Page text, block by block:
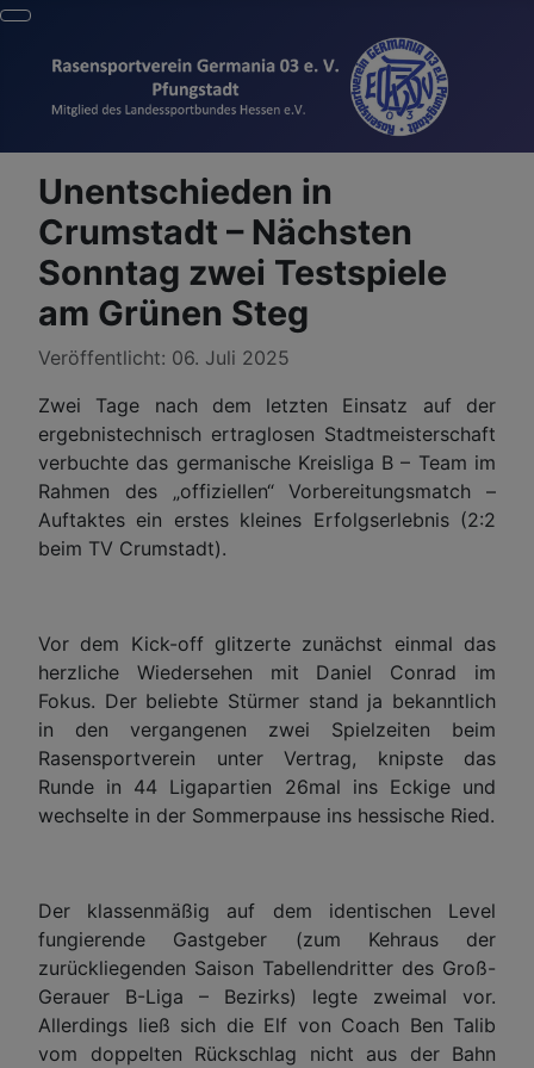
Unentschieden in
Crumstadt – Nächsten
Sonntag zwei Testspiele
am Grünen Steg
Details
Veröffentlicht: 06. Juli 2025
Zwei Tage nach dem letzten Einsatz auf der
ergebnistechnisch ertraglosen Stadtmeisterschaft
verbuchte das germanische Kreisliga B – Team im
Rahmen des „offiziellen“ Vorbereitungsmatch –
Auftaktes ein erstes kleines Erfolgserlebnis (2:2
beim TV Crumstadt).
Vor dem Kick-off glitzerte zunächst einmal das
herzliche Wiedersehen mit Daniel Conrad im
Fokus. Der beliebte Stürmer stand ja bekanntlich
in den vergangenen zwei Spielzeiten beim
Rasensportverein unter Vertrag, knipste das
Runde in 44 Ligapartien 26mal ins Eckige und
wechselte in der Sommerpause ins hessische Ried.
Der klassenmäßig auf dem identischen Level
fungierende Gastgeber (zum Kehraus der
zurückliegenden Saison Tabellendritter des Groß-
Gerauer B-Liga – Bezirks) legte zweimal vor.
Allerdings ließ sich die Elf von Coach Ben Talib
vom doppelten Rückschlag nicht aus der Bahn